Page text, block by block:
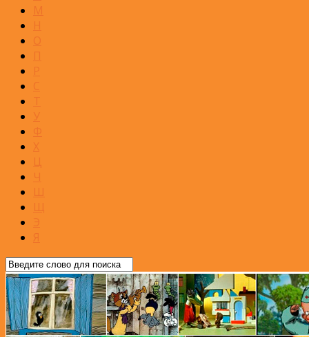
М
Н
О
П
Р
С
Т
У
Ф
Х
Ц
Ч
Ш
Щ
Э
Я